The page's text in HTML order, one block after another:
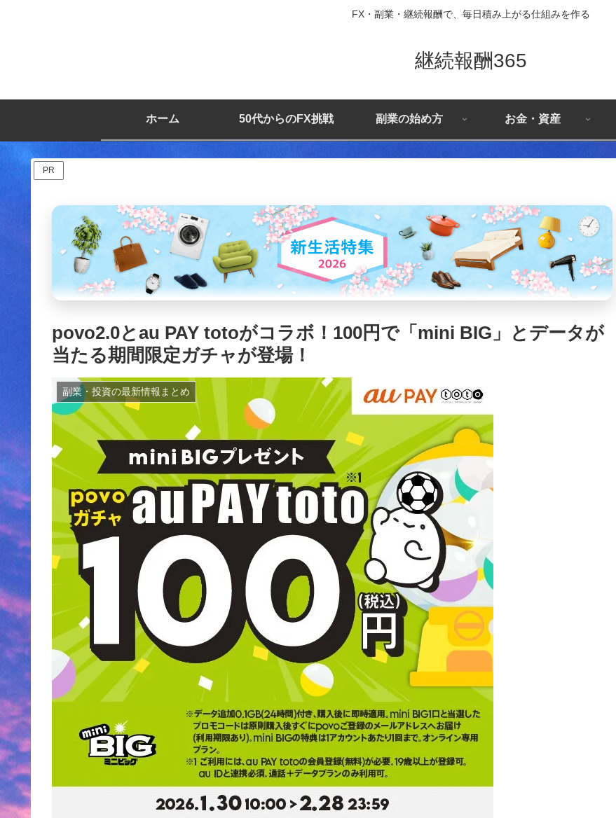
FX・副業・継続報酬で、毎日積み上がる仕組みを作る
継続報酬365
ホーム 50代からのFX挑戦 副業の始め方 お金・資産
PR
povo2.0とau PAY totoがコラボ！100円で「mini BIG」とデータが
当たる期間限定ガチャが登場！
副業・投資の最新情報まとめ